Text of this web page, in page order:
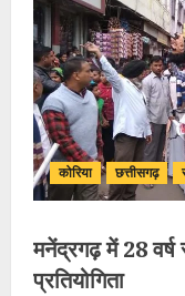
कोरिया छत्तीसगढ़
मनेंद्रगढ़ में 28 वर्ष
प्रतियोगिता